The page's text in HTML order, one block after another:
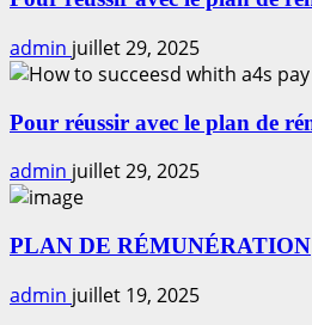
admin juillet 29, 2025
Pour réussir avec le plan de
admin juillet 29, 2025
PLAN DE RÉMUNÉRATION
admin juillet 19, 2025